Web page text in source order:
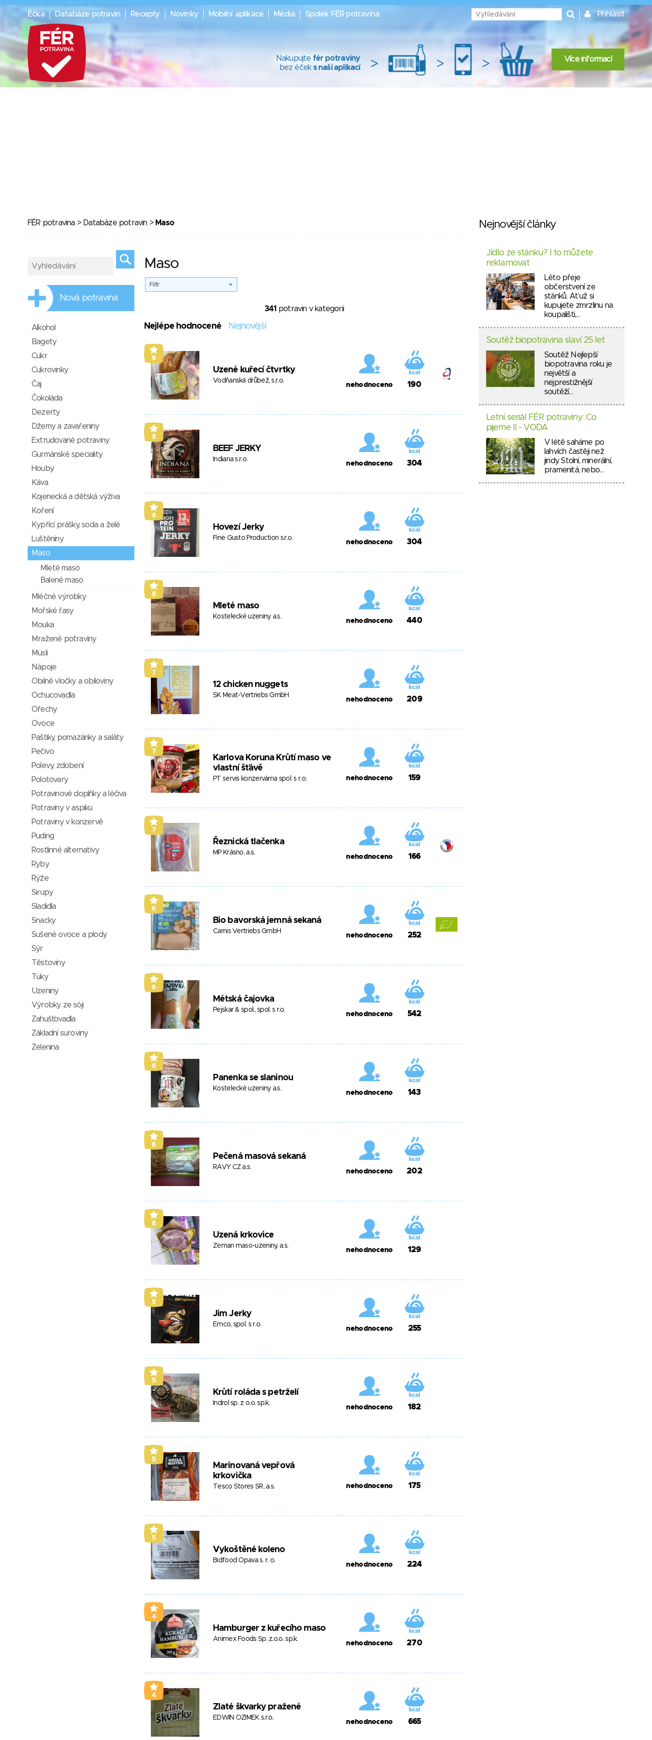
Éčka Databáze potravin Recepty Novinky Mobilní aplikace Média Spolek FÉR potravina Přihlásit
Nakupujte fér potraviny
bez éček s naší aplikací > > > Více informací
FÉR potravina > Databáze potravin > Maso
Maso
Filtr
341 potravin v kategorii
Nejlépe hodnocené Nejnovější
9
Uzené kuřecí čtvrtky
Vodňanská drůbež, s.r.o.
nehodnoceno 190
8
BEEF JERKY
Indiana s.r.o.
nehodnoceno 304
8
Hovezí Jerky
Fine Gusto Production s.r.o.
nehodnoceno 304
8
Mleté maso
Kostelecké uzeniny a.s.
nehodnoceno 440
7
12 chicken nuggets
SK Meat-Vertriebs GmbH
nehodnoceno 209
7
Karlova Koruna Krůtí maso ve
vlastní šťávě
PT servis konzervárna spol. s r.o. nehodnoceno 159
7
Řeznická tlačenka
MP Krásno, a.s.
nehodnoceno 166
6
Bio bavorská jemná sekaná
Carnis Vertriebs GmbH
nehodnoceno 252
6
Métská čajovka
Pejskar & spol., spol. s r.o.
nehodnoceno 542
6
Panenka se slaninou
Kostelecké uzeniny a.s.
nehodnoceno 143
6
Pečená masová sekaná
RAVY CZ a.s.
nehodnoceno 202
6
Uzená krkovice
Zeman maso-uzeniny, a.s.
nehodnoceno 129
5
Jim Jerky
Emco, spol. s r.o.
nehodnoceno 255
5
Krůtí roláda s petrželí
Indrol sp. z o.o. sp.k.
nehodnoceno 182
5
Marinovaná vepřová
krkovička
Tesco Stores SR, a.s. nehodnoceno 175
5
Vykoštěné koleno
Bidfood Opava s. r. o.
nehodnoceno 224
4
Hamburger z kuřecího maso
Animex Foods Sp. z.o.o. sp.k.
nehodnoceno 270
4
Zlaté škvarky pražené
EDWIN OZIMEK s.r.o.
nehodnoceno 665
Nová potravina
Alkohol
Bagety
Cukr
Cukrovinky
Čaj
Čokoláda
Dezerty
Džemy a zavařeniny
Extrudované potraviny
Gurmánské speciality
Houby
Káva
Kojenecká a dětská výživa
Koření
Kypřící prášky, soda a želé
Luštěniny
Maso
Mleté maso
Balené maso
Mléčné výrobky
Mořské řasy
Mouka
Mražené potraviny
Müsli
Nápoje
Obilné vločky a obiloviny
Ochucovadla
Ořechy
Ovoce
Paštiky, pomazánky a saláty
Pečivo
Polevy, zdobení
Polotovary
Potravinové doplňky a léčiva
Potraviny v aspiku
Potraviny v konzervě
Puding
Rostlinné alternativy
Ryby
Rýže
Sirupy
Sladidla
Snacky
Sušené ovoce a plody
Sýr
Těstoviny
Tuky
Uzeniny
Výrobky ze sóji
Zahušťovadla
Základní suroviny
Zelenina
Nejnovější články
Jídlo ze stánku? I to můžete
reklamovat
Léto přeje
občerstvení ze
stánků. Ať už si
kupujete zmrzlinu na
koupališti,…
Soutěž biopotravina slaví 25 let
Soutěž Nejlepší
biopotravina roku je
největší a
nejprestižnější
soutěží…
Letní seriál FÉR potraviny: Co
pijeme II - VODA
V létě saháme po
lahvích častěji než
jindy. Stolní, minerální,
pramenitá, nebo…